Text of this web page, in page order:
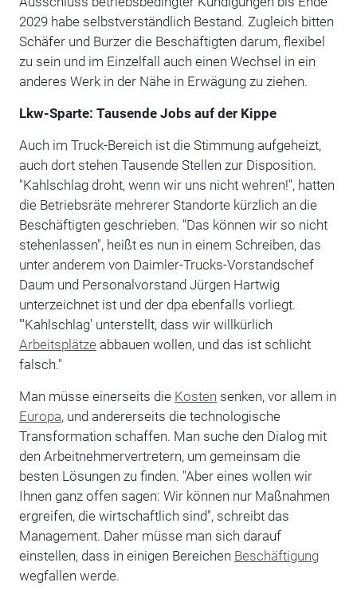
2029 habe selbstverständlich Bestand. Zugleich bitten
Schäfer und Burzer die Beschäftigten darum, flexibel
zu sein und im Einzelfall auch einen Wechsel in ein
anderes Werk in der Nähe in Erwägung zu ziehen.
Lkw-Sparte: Tausende Jobs auf der Kippe
Auch im Truck-Bereich ist die Stimmung aufgeheizt,
auch dort stehen Tausende Stellen zur Disposition.
"Kahlschlag droht, wenn wir uns nicht wehren!", hatten
die Betriebsräte mehrerer Standorte kürzlich an die
Beschäftigten geschrieben. "Das können wir so nicht
stehenlassen", heißt es nun in einem Schreiben, das
unter anderem von Daimler-Trucks-Vorstandschef
Daum und Personalvorstand Jürgen Hartwig
unterzeichnet ist und der dpa ebenfalls vorliegt.
"'Kahlschlag' unterstellt, dass wir willkürlich
Arbeitsplätze abbauen wollen, und das ist schlicht
falsch."
Man müsse einerseits die Kosten senken, vor allem in
Europa, und andererseits die technologische
Transformation schaffen. Man suche den Dialog mit
den Arbeitnehmervertretern, um gemeinsam die
besten Lösungen zu finden. "Aber eines wollen wir
Ihnen ganz offen sagen: Wir können nur Maßnahmen
ergreifen, die wirtschaftlich sind", schreibt das
Management. Daher müsse man sich darauf
einstellen, dass in einigen Bereichen Beschäftigung
wegfallen werde.